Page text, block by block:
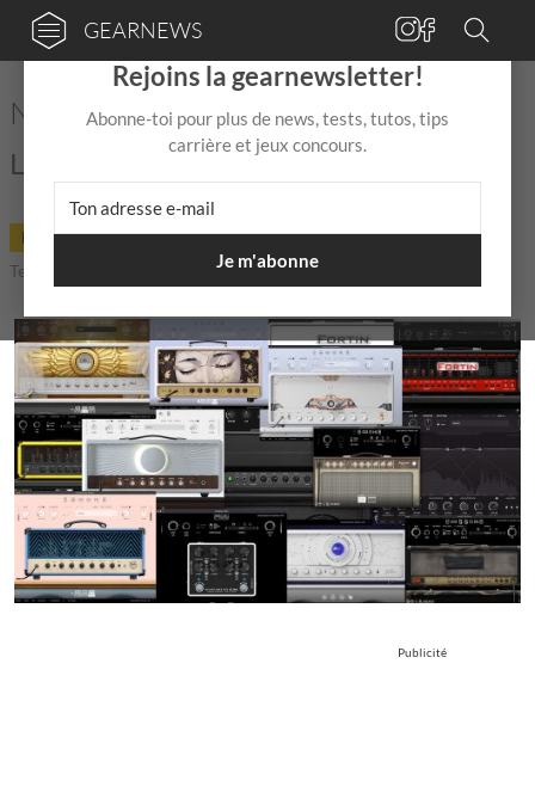
GEARNEWS
Neural DSP fête le Black Friday
Le Black Friday est arrivé !
DEAL 21 Nov 2025deMix Jagger|
|
Temps de lecture: 1 min
Publicité
×
Rejoins la gearnewsletter!
Abonne-toi pour plus de news, tests, tutos, tips
carrière et jeux concours.
Je m'abonne